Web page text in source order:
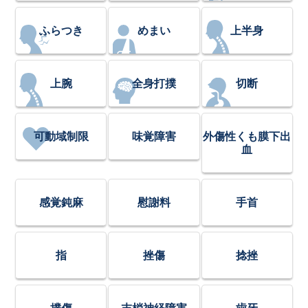
ふらつき めまい 上半身
上腕 全身打撲 切断
可動域制限 味覚障害
外傷性くも膜下出
血
感覚鈍麻 慰謝料 手首
指 挫傷 捻挫